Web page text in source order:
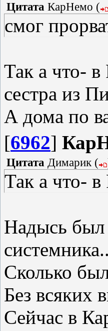
Цитата КарНемо (
смог
Так а что-
сестра из
А дома по
[6962]
Цитата Димарик(
Так а что-
Надысь
Сколько
Без всяких
Сейчас в